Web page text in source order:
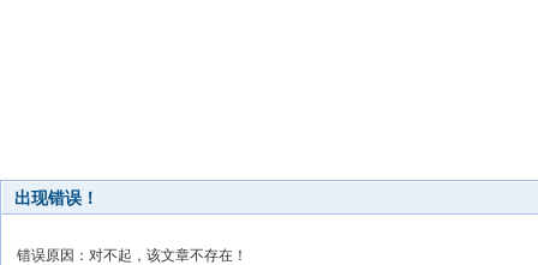
出现错误！
错误原因：对不起，该文章不存在！